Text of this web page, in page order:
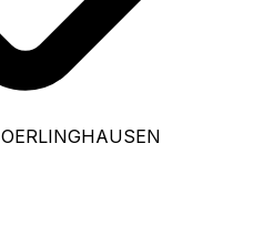
OERLINGHAUSEN